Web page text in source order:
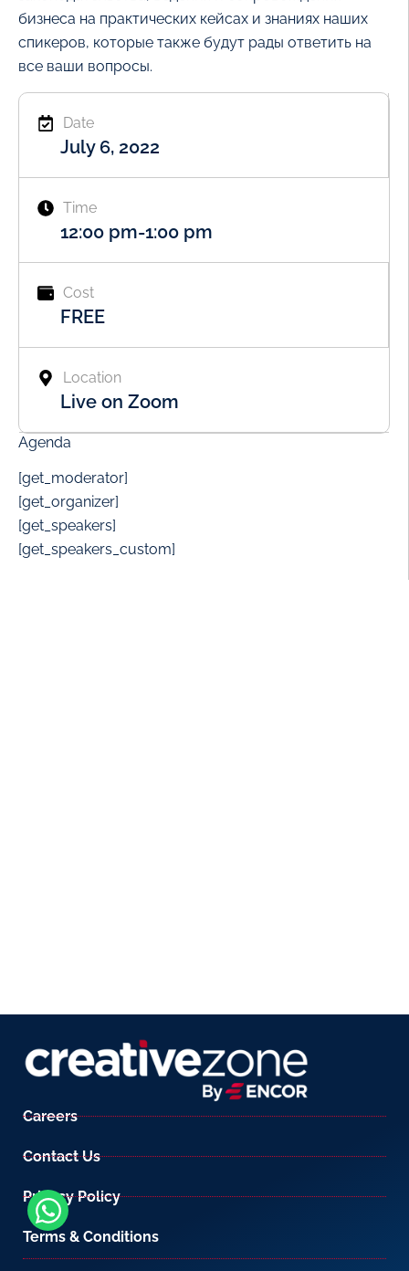
бизнеса на практических кейсах и знаниях наших
спикеров, которые также будут рады ответить на
все ваши вопросы.
Date
July 6, 2022
Time
12:00 pm-1:00 pm
Cost
FREE
Location
Live on Zoom
Agenda
[get_moderator]
[get_organizer]
[get_speakers]
[get_speakers_custom]
Careers
Contact Us
Privacy Policy
Terms & Conditions